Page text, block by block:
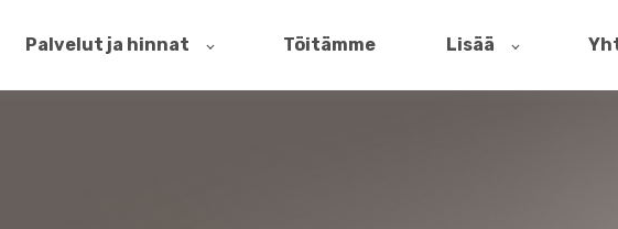
Palvelut ja hinnat Töitämme Lisää